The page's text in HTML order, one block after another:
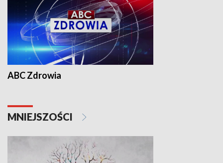
ABC Zdrowia
MNIEJSZOŚCI